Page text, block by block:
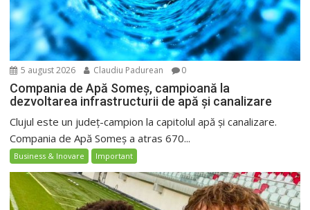
5 august 2026 Claudiu Padurean 0
Compania de Apă Someș, campioană la
dezvoltarea infrastructurii de apă și canalizare
Clujul este un județ-campion la capitolul apă și canalizare.
Compania de Apă Someș a atras 670...
Business & Inovare Important